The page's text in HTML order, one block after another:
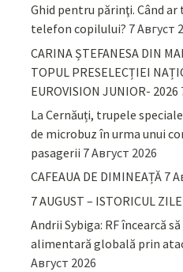
Ghid pentru părinţi. Când
telefon copilului? 7 Август
CARINA ȘTEFANESA DIN
TOPUL PRESELECȚIEI
EUROVISION JUNIOR- 2026
La Cernăuți, trupele
de microbuz în urma unui
pasagerii 7 Август 2026
CAFEAUA DE DIMINEAȚĂ 7
7 AUGUST – ISTORICUL
Andrii Sybiga: RF încearcă
alimentară globală prin
Август 2026